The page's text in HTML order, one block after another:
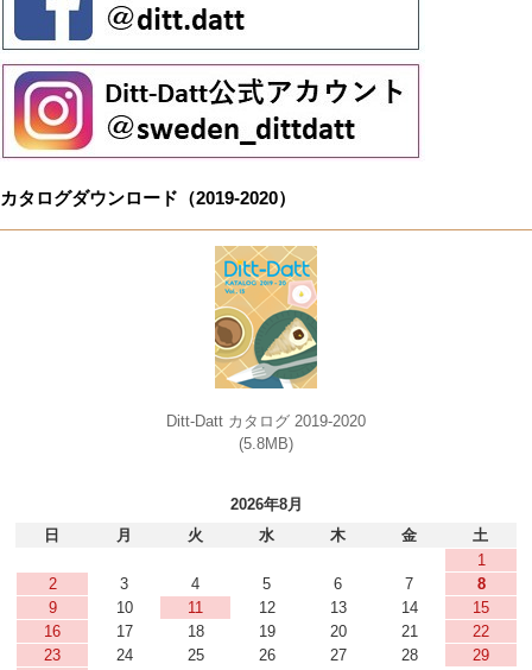
カタログダウンロード（2019-2020）
Ditt-Datt カタログ 2019-2020
(5.8MB)
2026年8月
日
月 火 水 木 金
土
1
2
3 4 5 6 7
8
9
10 11 12 13 14
15
16
17 18 19 20 21
22
23
24 25 26 27 28 29